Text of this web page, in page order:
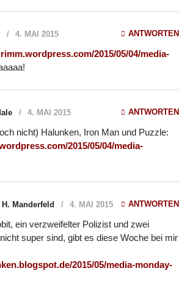
4. MAI 2015 ANTWORTEN
2015/05/04/media-
4. MAI 2015 ANTWORTEN
nicht) Halunken, Iron Man und Puzzle:
2015/05/04/media-
Manderfeld 4. MAI 2015 ANTWORTEN
ein verzweifelter Polizist und zwei
super sind, gibt es diese Woche bei mir
2015/05/media-monday-